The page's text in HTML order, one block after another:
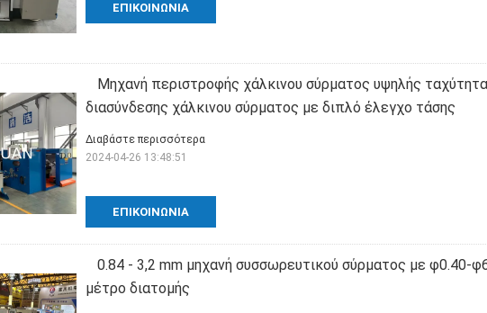
ΕΠΙΚΟΙΝΩΝΊΑ
Μηχανή περιστροφής χάλκινου σύρματος υψηλής
διασύνδεσης χάλκινου σύρματος με διπλό έλεγχο τάσης
ΕΠΙΚΟΙΝΩΝΊΑ
Διαβάστε περισσότερα
2024-04-26 13:48:51
0.84 - 3,2 mm μηχανή συσσωρευτικού σύρματος με φ0.40-
μέτρο διατομής